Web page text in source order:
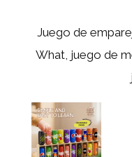
Juego de
What, juego de